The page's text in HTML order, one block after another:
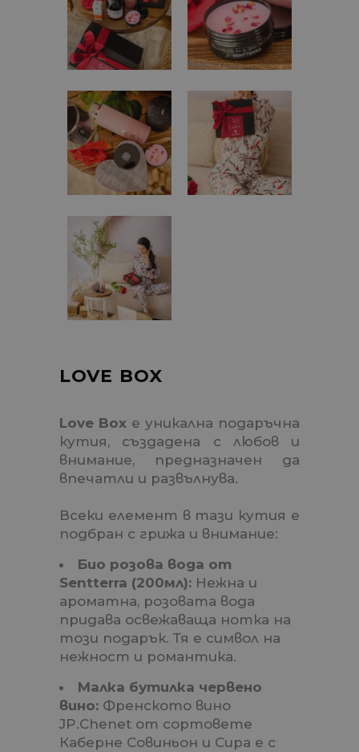
LOVE BOX
Love Box е уникална подаръчна
кутия, създадена с любов и
внимание, предназначен да
впечатли и развълнува.
Всеки елемент в тази кутия е
подбран с грижа и внимание:
Био розова вода от
Sentterra (200мл): Нежна и
ароматна, розовата вода
придава освежаваща нотка на
този подарък. Тя е символ на
нежност и романтика.
Малка бутилка червено
вино: Френското вино
JP.Chenet от сортовете
Каберне Совиньон и Сира е с